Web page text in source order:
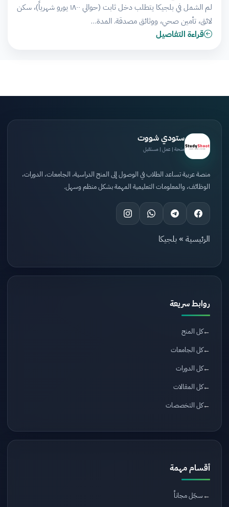
لم الشمل في بلجيكا يتطلب دخل ثابت (حوالي ١٨٠٠ يورو شهرياً)، سكن
لائق، تأمين صحي، ووثائق مصدقة. المدة…
قراءة التفاصيل
ستودي شووت
منحة | عمل | مستقبل
منصة عربية تساعد الطلاب في الوصول إلى المنح الدراسية، الجامعات، الدورات،
الوظائف، والمعلومات التعليمية المهمة بشكل منظم وسهل.
الرئيسية » بلجيكا
روابط سريعة
كل المنح
كل الجامعات
كل الدورات
كل المقالات
كل التخصصات
أقسام مهمة
سجّل مجاناً